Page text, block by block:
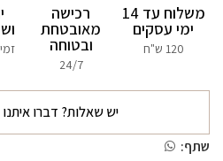
משלוח עד 14
ימי עסקים
120 ש"ח
רכישה
מאובטחת
ובטוחה
24/7
יש שאלות? דברו
שתף: